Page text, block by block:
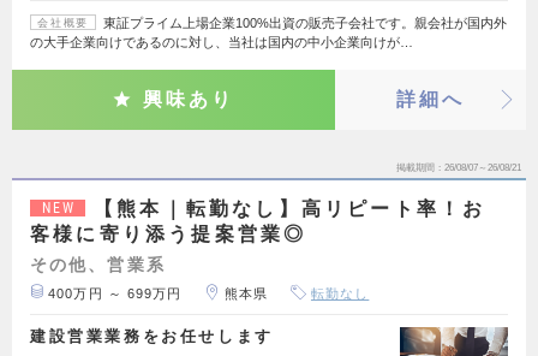
会社概要
東証プライム上場企業100%出資の販売子会社です。親会社が国内外
の大手企業向けであるのに対し、当社は国内の中小企業向けが…
興味あり 詳細へ
掲載期間 26/08/07～26/08/21
NEW
【熊本｜転勤なし】高リピート率！お
客様に寄り添う提案営業◎
その他、営業系
400万円 ～ 699万円 熊本県 転勤なし
建設営業業務をお任せします